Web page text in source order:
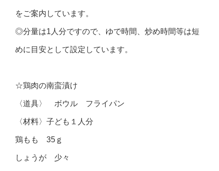
をご案内しています。
◎分量は1人分ですので、ゆで時間、炒め時間等は短
めに目安として設定しています。
☆鶏肉の南蛮漬け
〈道具〉 ボウル フライパン
〈材料〉子ども１人分
鶏もも 35ｇ
しょうが 少々